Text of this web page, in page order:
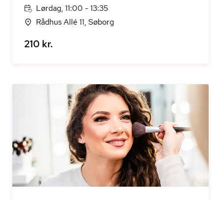
Lørdag, 11:00 - 13:35
Rådhus Allé 11, Søborg
210 kr.